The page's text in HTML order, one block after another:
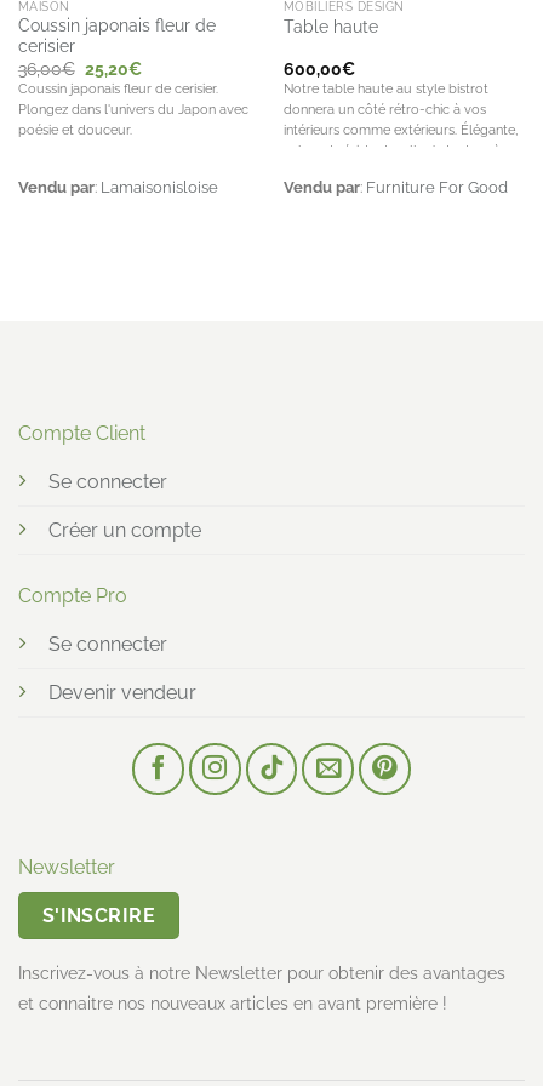
MAISON
Coussin japonais fleur de
cerisier
36,00€ Le
prix
initial
était :
36,00€.
25,20€Le
prix
actuel
est :
Coussin japonais fleur de cerisier.
Plongez dans l'univers du Japon avec
poésie et douceur.
Vendu par: Lamaisonisloise
MOBILIERS DESIGN
Table haute
600,00€
Notre table haute au style bistrot
donnera un côté rétro-chic à vos
intérieurs comme extérieurs. Élégante,
sobre et résistante, elle s’adaptera à
Vendu par: Furniture For Good
Compte Client
Se connecter
Créer un compte
Compte Pro
Se connecter
Devenir vendeur
Newsletter
S'INSCRIRE
Inscrivez-vous à notre Newsletter pour obtenir des avantages
et connaitre nos nouveaux articles en avant première !